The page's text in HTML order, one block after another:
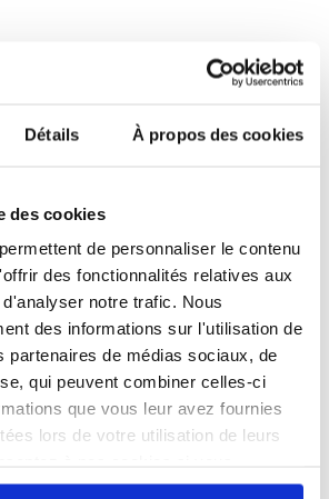
Détails À propos des cookies
des cookies
de personnaliser le contenu
des fonctionnalités relatives aux
notre trafic. Nous
des informations sur l'utilisation de
partenaires de médias sociaux, de
qui peuvent combiner celles-ci
que vous leur avez fournies
lors de votre utilisation de leurs
notre site Web.
du
: